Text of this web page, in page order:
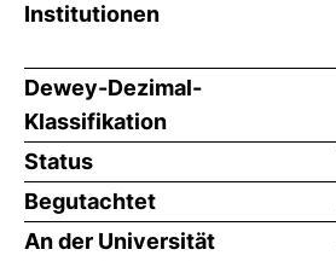
Institutionen
Dewey-Dezimal-
Klassifikation
Status
Begutachtet
An der Universität